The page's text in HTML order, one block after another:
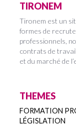
TIRONEM
Tironem est un
formes de
professionnels,
contrats de
et du marché de
THEMES
FORMATION
LÉGISLATION